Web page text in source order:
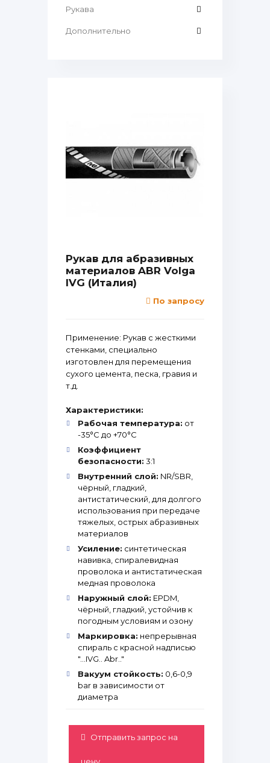
Рукава
Дополнительно
Рукав для абразивных
материалов ABR Volga
IVG (Италия)
По запросу
Применение: Рукав с жесткими
стенками, специально
изготовлен для перемещения
сухого цемента, песка, гравия и
т.д.
Характеристики:
Рабочая температура: от
-35°С до +70°С
Коэффициент
безопасности: 3:1
Внутренний слой: NR/SBR,
чёрный, гладкий,
антистатический, для долгого
использования при передаче
тяжелых, острых абразивных
материалов
Усиление: синтетическая
навивка, спиралевидная
проволока и антистатическая
медная проволока
Наружный слой: EPDM,
чёрный, гладкий, устойчив к
погодным условиям и озону
Маркировка: непрерывная
спираль с красной надписью
"…IVG.. Abr.."
Вакуум стойкость: 0,6-0,9
bar в зависимости от
диаметра
Отправить запрос на